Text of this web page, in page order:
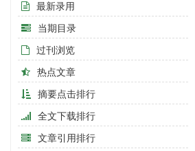
最新录用
当期目录
过刊浏览
热点文章
摘要点击排行
全文下载排行
文章引用排行